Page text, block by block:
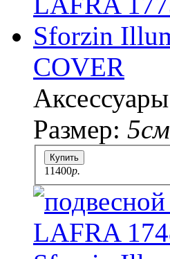
COVER
Аксессуары
Размер: 5см
Купить
11400p.